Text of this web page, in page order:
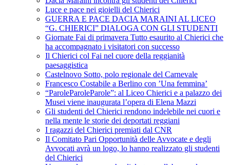
Luce e pace nei gioielli del Chierici
GUERRA E PACE DACIA MARAINI AL LICEO
“G. CHIERICI” DIALOGA CON GLI STUDENTI
Giornate Fai di primavera Tutto esaurito al Chierici che
ha accompagnato i visitatori con successo
Il Chierici col Fai nel cuore della reggianità
paesaggistica
Castelnovo Sotto, polo regionale del Carnevale
Francesco Costabile a Berlino con ’Una femmina’
“ParoleParoleParole”: al Liceo Chierici e a palazzo dei
Musei viene inaugurata l’opera di Elena Mazzi
Gli studenti del Chierici rendono indelebile nei cuori e
nella mente le storie dei deportati reggiani
I ragazzi del Chierici premiati dal CNR
Il Comitato Pari Opportunità delle Avvocate e degli
Avvocati avrà un logo, lo hanno realizzato gli studenti
del Chierici